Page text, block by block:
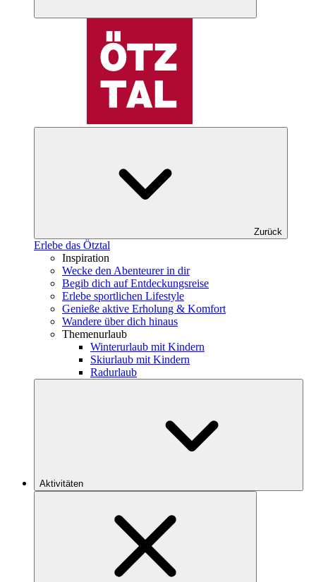
Zurück
Erlebe das Ötztal
Inspiration
Wecke den Abenteurer in dir
Begib dich auf Entdeckungsreise
Erlebe sportlichen Lifestyle
Genieße aktive Erholung & Komfort
Wandere über dich hinaus
Themenurlaub
Winterurlaub mit Kindern
Skiurlaub mit Kindern
Radurlaub
Aktivitäten